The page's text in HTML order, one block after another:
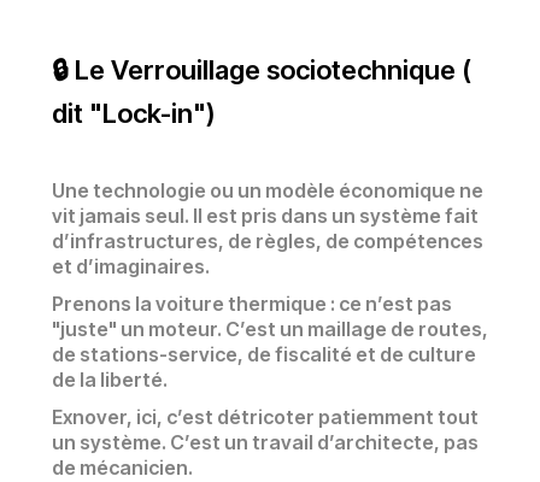
🔒 Le Verrouillage sociotechnique (
dit "Lock-in")
Une technologie ou un modèle économique ne
vit jamais seul. Il est pris dans un système fait
d’infrastructures, de règles, de compétences
et d’imaginaires.
Prenons la voiture thermique : ce n’est pas
"juste" un moteur. C’est un maillage de routes,
de stations-service, de fiscalité et de culture
de la liberté.
Exnover, ici, c’est détricoter patiemment tout
un système. C’est un travail d’architecte, pas
de mécanicien.